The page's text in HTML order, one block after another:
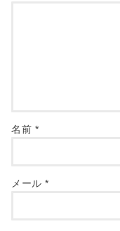
名前 *
メール *